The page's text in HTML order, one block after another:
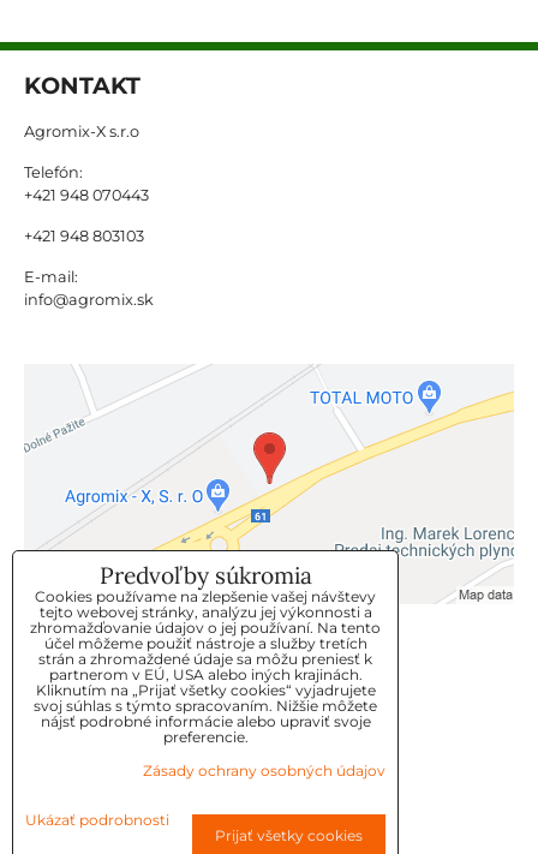
KONTAKT
Agromix-X s.r.o
Telefón:
+421 948 070443
+421 948 803103
E-mail:
info@agromix.sk
KLIENTSKÝ SERVIS
GDPR
KONTAKT
OBJEDNÁVKY
OBCHODNE-PODMIENKY
Predvoľby súkromia
Cookies používame na zlepšenie vašej návštevy
tejto webovej stránky, analýzu jej výkonnosti a
zhromažďovanie údajov o jej používaní. Na tento
účel môžeme použiť nástroje a služby tretích
strán a zhromaždené údaje sa môžu preniesť k
partnerom v EÚ, USA alebo iných krajinách.
Kliknutím na „Prijať všetky cookies“ vyjadrujete
svoj súhlas s týmto spracovaním. Nižšie môžete
nájsť podrobné informácie alebo upraviť svoje
preferencie.
Zásady ochrany osobných údajov
Ukázať podrobnosti
Prijať všetky cookies